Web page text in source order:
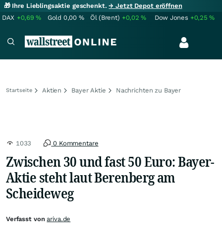
🎁 Ihre Lieblingsaktie geschenkt.→ Jetzt Depot eröffnen
DAX +0,69% Gold 0,00 % Öl (Brent) +0,02% Dow Jones +0,25%
Startseite Aktien Bayer Aktie Nachrichten zu Bayer
1033 0 Kommentare
Zwischen 30 und fast 50 Euro: Bayer-
Aktie steht laut Berenberg am
Scheideweg
Verfasst vonariva.de